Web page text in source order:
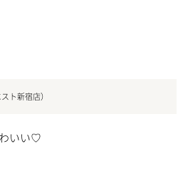
ト新宿店）
いい♡